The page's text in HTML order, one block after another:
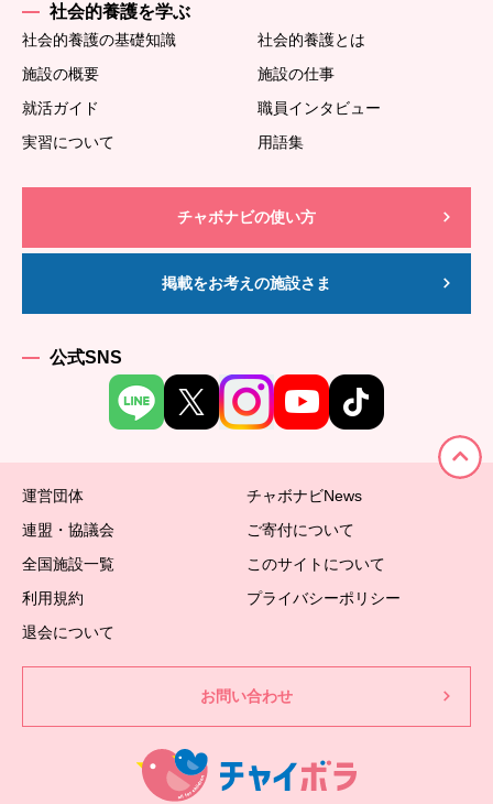
社会的養護を学ぶ
社会的養護の基礎知識
社会的養護とは
施設の概要
施設の仕事
就活ガイド
職員インタビュー
実習について
用語集
チャボナビの使い方
掲載をお考えの施設さま
公式SNS
運営団体
チャボナビNews
連盟・協議会
ご寄付について
全国施設一覧
このサイトについて
利用規約
プライバシーポリシー
退会について
お問い合わせ